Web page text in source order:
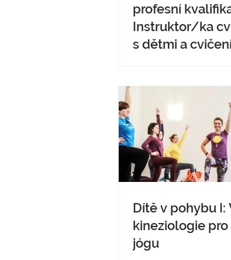
profesní
Instruktor/ka
s dětmi a
Dítě v pohybu I:
kineziologie
jógu